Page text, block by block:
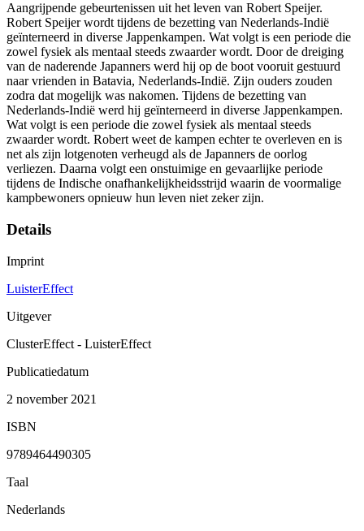
Aangrijpende gebeurtenissen uit het leven van Robert Speijer.
Robert Speijer wordt tijdens de bezetting van Nederlands-Indië
geïnterneerd in diverse Jappenkampen. Wat volgt is een periode die
zowel fysiek als mentaal steeds zwaarder wordt. Door de dreiging
van de naderende Japanners werd hij op de boot vooruit gestuurd
naar vrienden in Batavia, Nederlands-Indië. Zijn ouders zouden
zodra dat mogelijk was nakomen. Tijdens de bezetting van
Nederlands-Indië werd hij geïnterneerd in diverse Jappenkampen.
Wat volgt is een periode die zowel fysiek als mentaal steeds
zwaarder wordt. Robert weet de kampen echter te overleven en is
net als zijn lotgenoten verheugd als de Japanners de oorlog
verliezen. Daarna volgt een onstuimige en gevaarlijke periode
tijdens de Indische onafhankelijkheidsstrijd waarin de voormalige
kampbewoners opnieuw hun leven niet zeker zijn.
Details
Imprint
LuisterEffect
Uitgever
ClusterEffect - LuisterEffect
Publicatiedatum
2 november 2021
ISBN
9789464490305
Taal
Nederlands